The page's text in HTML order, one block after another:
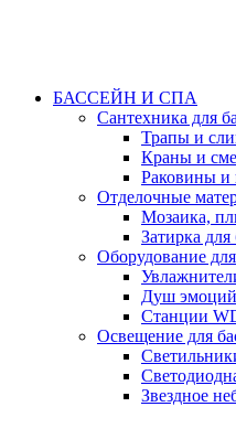
БАССЕЙН И СПА
Сантехника для
Трапы и
Краны и
Раковины и
Отделочные
Мозаика,
Затирка для
Оборудование
Душ эмоций
Станции
Освещение для
Звездное